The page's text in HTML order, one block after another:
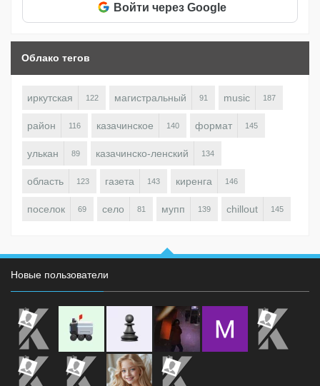
Войти через Google
Облако тегов
иркутская 122 магистральный 91 music 187
район 116 казачинское 140 формат 145
улькан 89 казачинско-ленский 134
область 123 газета 143 киренга 146
поселок 69 село 81 мупп 139 chillout 145
Новые пользователи